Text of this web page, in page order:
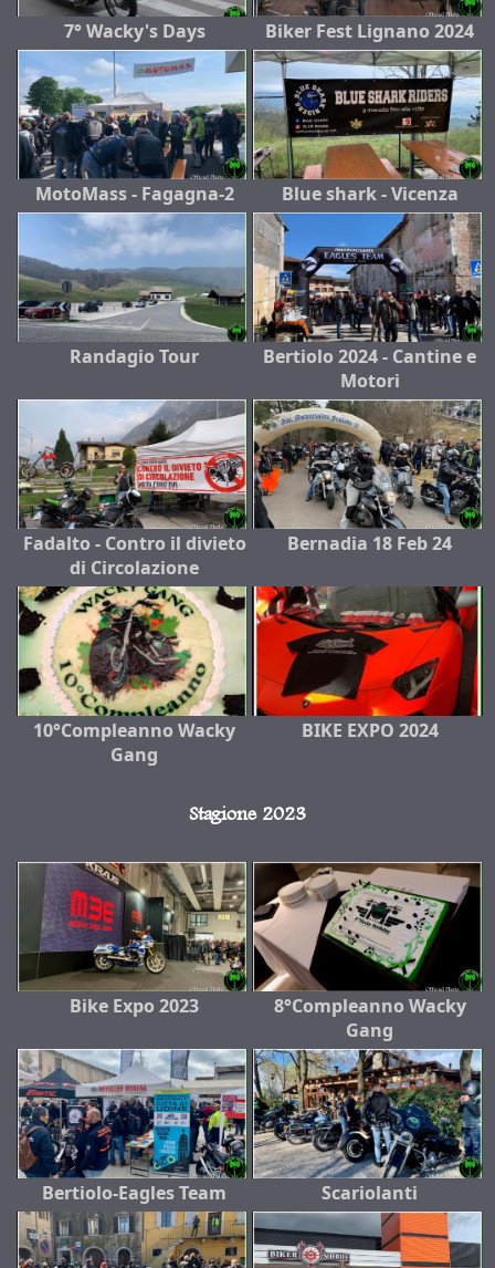
7° Wacky's Days Biker Fest Lignano 2024
MotoMass - Fagagna-2 Blue shark - Vicenza
Randagio Tour
Bertiolo 2024 - Cantine e
Motori
Fadalto - Contro il divieto
di Circolazione
Bernadia 18 Feb 24
10°Compleanno Wacky
Gang
BIKE EXPO 2024
Stagione 2023
Bike Expo 2023
8°Compleanno Wacky
Gang
Bertiolo-Eagles Team Scariolanti